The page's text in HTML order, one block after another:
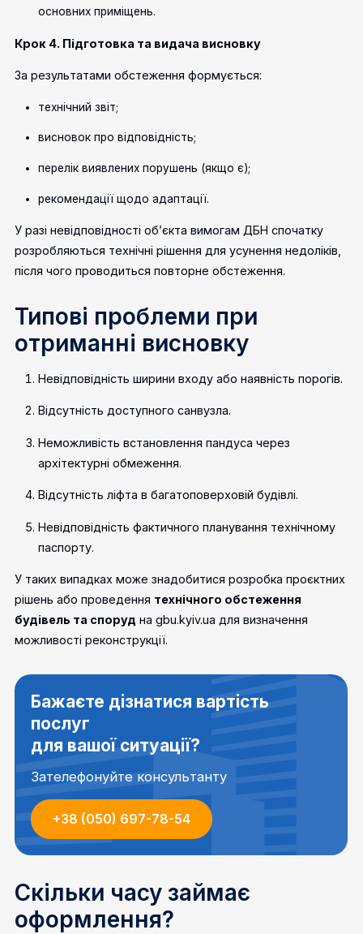
основних приміщень.
Крок 4. Підготовка та видача висновку
За результатами обстеження формується:
технічний звіт;
висновок про відповідність;
перелік виявлених порушень (якщо є);
рекомендації щодо адаптації.
У разі невідповідності об’єкта вимогам ДБН спочатку
розробляються технічні рішення для усунення недоліків,
після чого проводиться повторне обстеження.
Типові проблеми при
отриманні висновку
Невідповідність ширини входу або наявність порогів.
Відсутність доступного санвузла.
Неможливість встановлення пандуса через
архітектурні обмеження.
Відсутність ліфта в багатоповерховій будівлі.
Невідповідність фактичного планування технічному
паспорту.
У таких випадках може знадобитися розробка проєктних
рішень або проведення технічного обстеження
будівель та споруд на gbu.kyiv.ua для визначення
можливості реконструкції.
Бажаєте дізнатися вартість
послуг
для вашої ситуації?
Зателефонуйте консультанту
+38 (050) 697-78-54
Скільки часу займає
оформлення?